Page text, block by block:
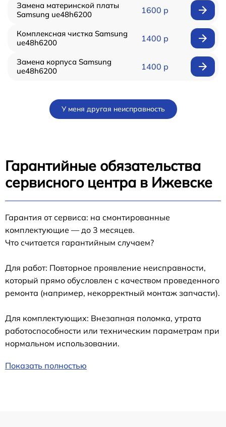
Замена материнской платы
Samsung ue48h6200
1600 р
Комплексная чистка Samsung
ue48h6200
1400 р
Замена корпуса Samsung
ue48h6200
1400 р
У меня другая неисправность
Гарантийные обязательства
сервисного центра в Ижевске
Гарантия от сервиса: на смонтированные
комплектующие — до 3 месяцев.
Что считается гарантийным случаем?
Для работ: Повторное проявление неисправности,
который прямо обусловлен с качеством проведенного
ремонта (например, некорректный монтаж запчасти).
Для комплектующих: Внезапная поломка, утрата
работоспособности или техническим параметрам при
нормальном использовании.
Показать полностью